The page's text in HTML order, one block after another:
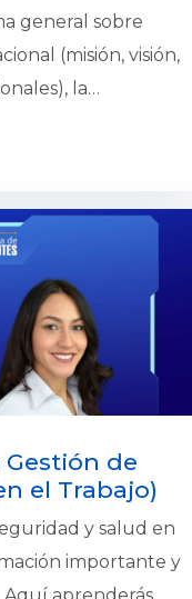
general sobre
(misión, visión,
la
gestión
dividimos las
conocer para
de
es apoyar el
y aportar al
compañía.
Gestión de
el Trabajo)
y salud en
importante y